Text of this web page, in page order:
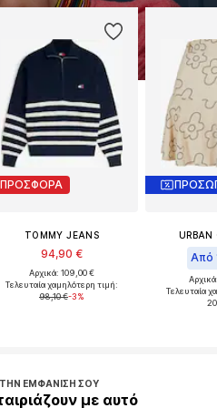
ΠΡΟΣΦΟΡΑ
TOMMY JEANS
94,90 €
Αρχικά: 109,00 €
Τελευταία χαμηλότερη τιμή:
98,10 €-3%
URBAN
Από
Τελευταία
ΕΜΦΆΝΙΣΉ ΣΟΥ
με αυτό